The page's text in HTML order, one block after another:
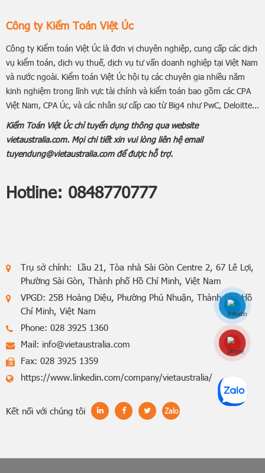
Công ty Kiểm Toán Việt Úc
Công ty Kiểm toán Việt Úc là đơn vị chuyên nghiệp, cung cấp các dịch
vụ kiểm toán, dịch vụ thuế, dịch vụ tư vấn doanh nghiệp tại Việt Nam
và nước ngoài. Kiểm toán Việt Úc hội tụ các chuyên gia nhiều năm
kinh nghiệm trong lĩnh vực tài chính và kiểm toán bao gồm các CPA
Việt Nam, CPA Úc, và các nhân sự cấp cao từ Big4 như PwC, Deloitte...
Kiểm Toán Việt Úc chỉ tuyển dụng thông qua website
vietaustralia.com. Mọi chi tiết xin vui lòng liên hệ email
tuyendung@vietaustralia.com để được hỗ trợ.
Hotline: 0848770777
Trụ sở chính: Lầu 21, Tòa nhà Sài Gòn Centre 2, 67 Lê Lợi,
Phường Sài Gòn, Thành phố Hồ Chí Minh, Việt Nam
VPGD: 25B Hoàng Diệu, Phường Phú Nhuận, Thành phố Hồ
Chí Minh, Việt Nam
Phone: 028 3925 1360
Mail: info@vietaustralia.com
Fax: 028 3925 1359
https://www.linkedin.com/company/vietaustralia/
Kết nối với chúng tôi
Hotline: